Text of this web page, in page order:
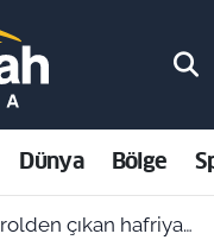
Dünya Bölge
kamyonu evin içine girdi!